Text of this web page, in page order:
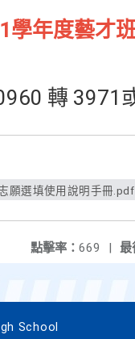
年度藝才
轉 3971
願選填使用說明手冊.pdf
最
點擊率： 669
School